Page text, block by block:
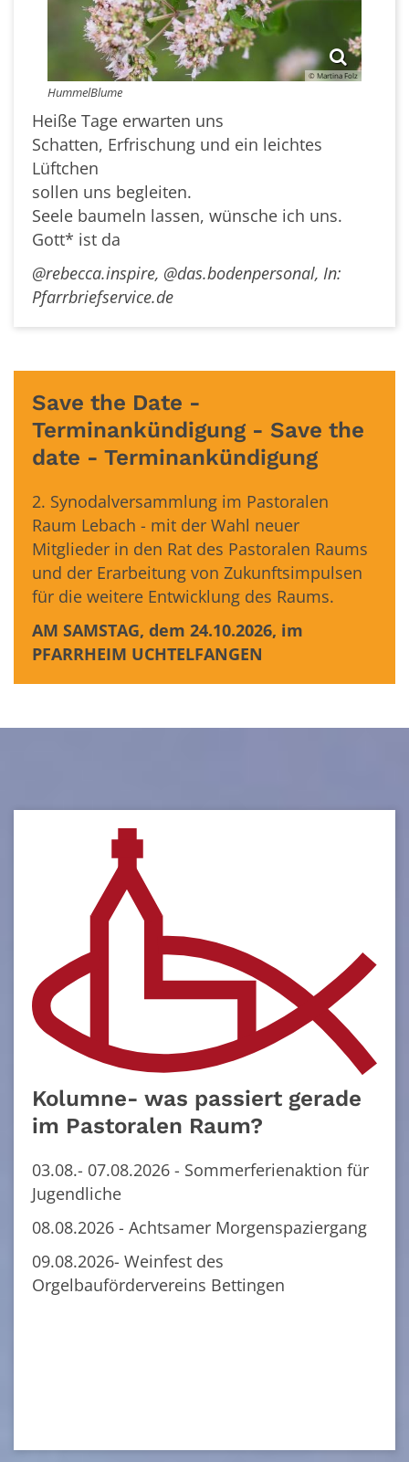
© Martina Folz
HummelBlume
Heiße Tage erwarten uns
Schatten, Erfrischung und ein leichtes
Lüftchen
sollen uns begleiten.
Seele baumeln lassen, wünsche ich uns.
Gott* ist da
@rebecca.inspire, @das.bodenpersonal, In:
Pfarrbriefservice.de
Save the Date -
Terminankündigung - Save the
date - Terminankündigung
2. Synodalversammlung im Pastoralen
Raum Lebach - mit der Wahl neuer
Mitglieder in den Rat des Pastoralen Raums
und der Erarbeitung von Zukunftsimpulsen
für die weitere Entwicklung des Raums.
AM SAMSTAG, dem 24.10.2026, im
PFARRHEIM UCHTELFANGEN
Kolumne- was passiert gerade
im Pastoralen Raum?
03.08.- 07.08.2026 - Sommerferienaktion für
Jugendliche
08.08.2026 - Achtsamer Morgenspaziergang
09.08.2026- Weinfest des
Orgelbaufördervereins Bettingen